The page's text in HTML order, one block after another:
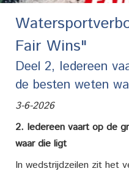
Fair Wins"
Deel 2, Iedereen
de besten weten
3-6-2026
2. Iedereen vaart op de
waar die ligt
In wedstrijdzeilen zit het